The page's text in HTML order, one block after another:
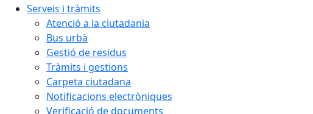
Serveis i tràmits
Atenció a la ciutadania
Bus urbà
Gestió de residus
Tràmits i gestions
Carpeta ciutadana
Notificacions electròniques
Verificació de documents